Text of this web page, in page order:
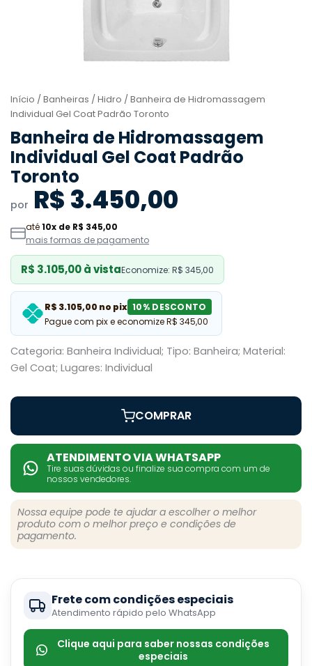
Início / Banheiras / Hidro / Banheira de Hidromassagem
Individual Gel Coat Padrão Toronto
Banheira de Hidromassagem
Individual Gel Coat Padrão
Toronto
por R$ 3.450,00
até10x de R$ 345,00
mais formas de pagamento
R$ 3.105,00 à vistaEconomize: R$ 345,00
R$ 3.105,00 no pix 10% DESCONTO
Pague com pix e economize R$ 345,00
Categoria: Banheira Individual; Tipo: Banheira; Material:
Gel Coat; Lugares: Individual
COMPRAR
ATENDIMENTO VIA WHATSAPP
Tire suas dúvidas ou finalize sua compra com um de
nossos vendedores.
Nossa equipe pode te ajudar a escolher o melhor
produto com o melhor preço e condições de
pagamento.
Frete com condições especiais
Atendimento rápido pelo WhatsApp
Clique aqui para saber nossas condições
especiais